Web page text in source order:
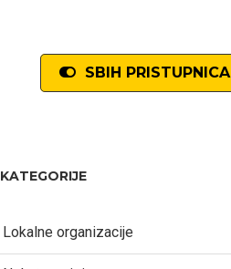
SBIH PRISTUPNICA
KATEGORIJE
Lokalne organizacije